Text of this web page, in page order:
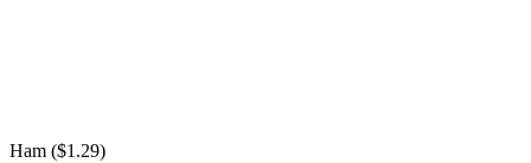
Ham ($1.29)